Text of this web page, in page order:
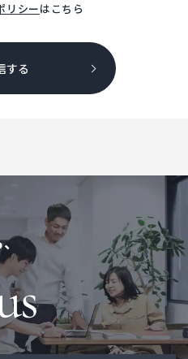
リシーはこちら
する
、